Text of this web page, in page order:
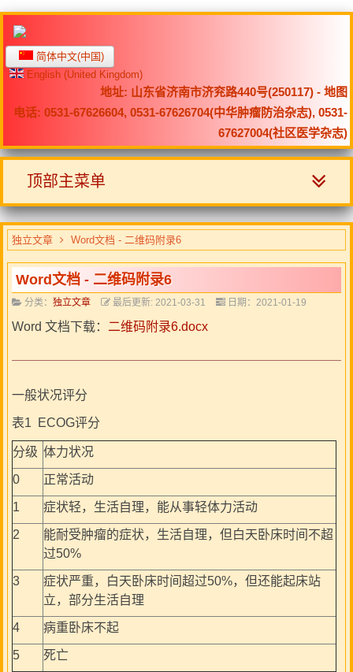
简体中文(中国)
English (United Kingdom)
地址: 山东省济南市济兖路440号(250117) - 地图
电话: 0531-67626604, 0531-67626704(中华肿瘤防治杂志), 0531-
67627004(社区医学杂志)
顶部主菜单
独立文章 Word文档 - 二维码附录6
Word文档 - 二维码附录6
分类： 独立文章 最后更新: 2021-03-31 日期：2021-01-19
Word 文档下载： 二维码附录6.docx
一般状况评分
表1 ECOG评分
分级 体力状况
0 正常活动
1 症状轻，生活自理，能从事轻体力活动
2
能耐受肿瘤的症状，生活自理，但白天卧床时间不超
过50%
3
症状严重，白天卧床时间超过50%，但还能起床站
立，部分生活自理
4 病重卧床不起
5 死亡